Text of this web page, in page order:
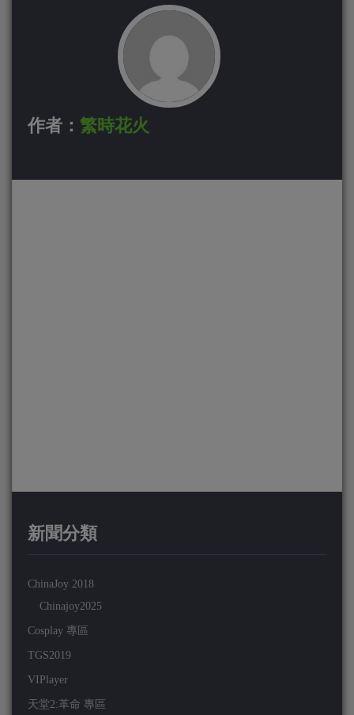
作者： 繁時花火
新聞分類
ChinaJoy 2018
Chinajoy2025
Cosplay 專區
TGS2019
VIPlayer
天堂2:革命 專區